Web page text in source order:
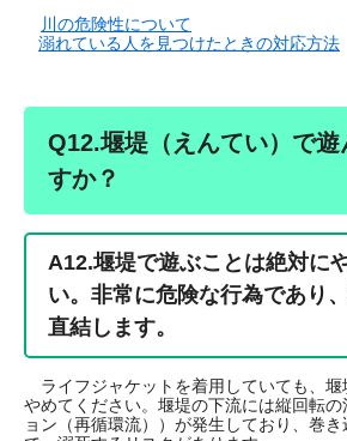
川の危険性について
溺れている人を見つけたときの対応方法
Q12.堰堤（えんてい）で
すか？
A12.堰堤で遊ぶことは絶対に
い。非常に危険な行為であり
直結します。
ライフジャケットを着用していても、堰
やめてください。堰堤の下流には縦回転
ョン（再循環流））が発生しており、巻